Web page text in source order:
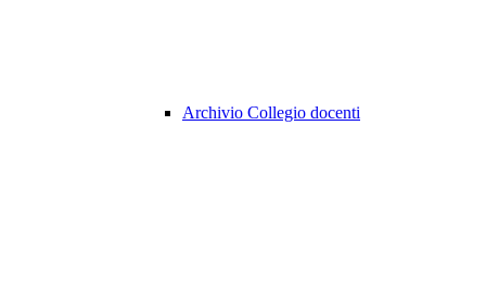
Archivio Collegio docenti